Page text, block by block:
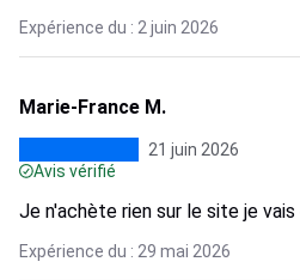
Expérience du : 2 juin 2026
Marie-France M.
21 juin 2026
Avis vérifié
Je n'achète rien sur le site je
Expérience du : 29 mai 2026